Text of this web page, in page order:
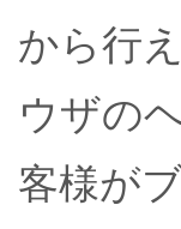
から行
ウザの
客様が